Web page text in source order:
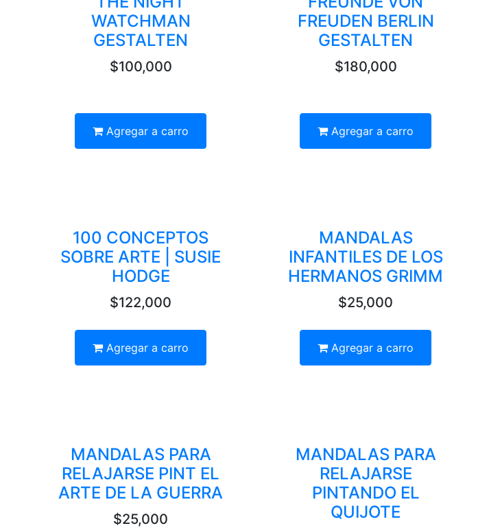
WATCHMAN
GESTALTEN
$100,000
Agregar a carro
FREUDEN BERLIN
GESTALTEN
$180,000
Agregar a carro
100 CONCEPTOS
SOBRE ARTE | SUSIE
HODGE
$122,000
Agregar a carro
MANDALAS
INFANTILES DE LOS
HERMANOS GRIMM
$25,000
Agregar a carro
MANDALAS PARA
RELAJARSE PINT EL
ARTE DE LA GUERRA
$25,000
MANDALAS PARA
RELAJARSE
PINTANDO EL
QUIJOTE